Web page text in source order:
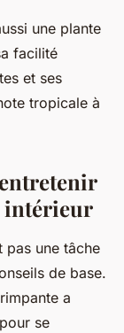
une plante
facilité
et ses
tropicale à
intérieur
pas une tâche
de base.
a
se